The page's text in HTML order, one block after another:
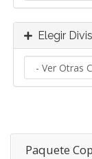
Elegir
Paquete